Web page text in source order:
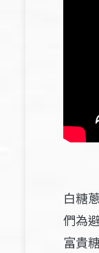
白糖
們為
富貴